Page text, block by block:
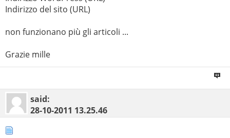
Indirizzo del sito (URL)
non funzionano più gli articoli ...
Grazie mille
said:
28-10-2011 13.25.46